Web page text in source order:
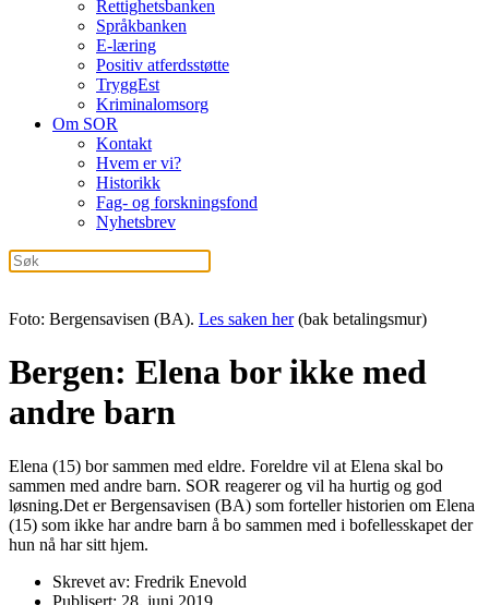
Rettighetsbanken
Språkbanken
E-læring
Positiv atferdsstøtte
TryggEst
Kriminalomsorg
Om SOR
Kontakt
Hvem er vi?
Historikk
Fag- og forskningsfond
Nyhetsbrev
Foto: Bergensavisen (BA). Les saken her(bak betalingsmur)
Bergen: Elena bor ikke med
andre barn
Elena (15) bor sammen med eldre. Foreldre vil at Elena skal bo
sammen med andre barn. SOR reagerer og vil ha hurtig og god
løsning.Det er Bergensavisen (BA) som forteller historien om Elena
(15) som ikke har andre barn å bo sammen med i bofellesskapet der
hun nå har sitt hjem.
Skrevet av: Fredrik Enevold
Publisert: 28. juni 2019